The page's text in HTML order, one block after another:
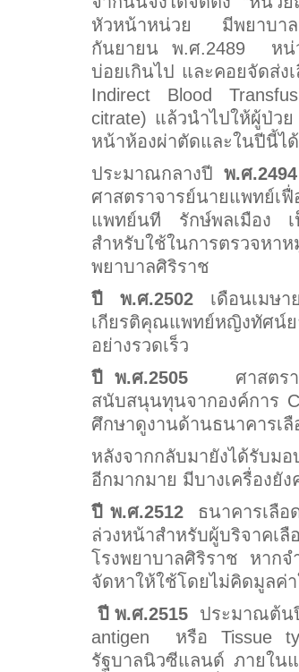
หัวหน้าหน่วย มีพยา
กันยายน พ.ศ.2489 หน่ว
บ่อยเกินไป และคอยจัดส่
Indirect Blood
citrate) แล้วนำไปให้ผู้ป่ว
หน้าห้องผ่าตัดและในปีนี้ไ
ประมาณกลางปี
พ.ศ.2494
ศาสตราจารย์นายแพทย์
แพทย์นที รักษ์พลเมือง เ
สำหรับใช้ในการตรวจหา
พยาบาลศิริราช
ปี พ.ศ.2502 เดือนเมษ
เกียรติคุณแพทย์หญิงทัศน์
อย่างรวดเร็ว
ปี พ.ศ.2505 ศาสตราจ
สนับสนุนทุนจากองค์การ
ศึกษาดูงานด้านธนาคารเลื
หลังจากกลับมายังได้รับม
อีกมากมาย มีบางเครื่องยั
ปี พ.ศ.2512 ธนาคารเลือ
ล่วงหน้าสำหรับผู้บริจาค
โรงพยาบาลศิริราช หากจ
จัดหาให้ใช้โดยไม่คิดมูลค่
ปี พ.ศ.2515 ประมาณต้น
antigen หรือ Tissue
รัฐบาลนิวซีแลนด์ ภายใน